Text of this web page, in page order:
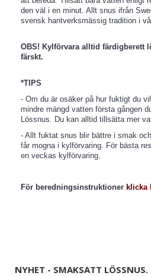
den väl i en minut. Allt snus ifrån
svensk hantverksmässig tradition i
OBS! Kylförvara alltid färdigberett
färskt.
*TIPS
- Om du är osäker på hur fuktigt du
mindre mängd vatten första gången
Lössnus. Du kan alltid tillsätta mer
- Allt fuktat snus blir bättre i smak
får mogna i kylförvaring. För bästa
en veckas kylförvaring.
För beredningsinstruktioner klicka
NYHET - SMAKSATT LÖSSNUS.